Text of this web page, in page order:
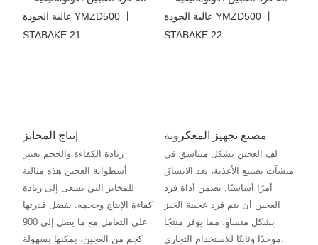
إنتاج المخابز
زيادة الكفاءة والحجم تعتبر
أسطوانة العجين هذه مثالية
للمخابز التي تسعى إلى زيادة
كفاءة الإنتاج وحجمه. بفضل قدرتها
على التعامل مع ما يصل إلى 900
كجم من العجين، يمكنها بسهولة
مصنع تجهيز المعكرونة
لف العجين بشكل متناسق في
منشآت تصنيع الأغذية، يعد الاتساق
أمرًا أساسيًا. تضمن أداة فرد
العجين أن يتم فرد عجينة الخبز
بشكل متساوٍ، مما يوفر منتجًا